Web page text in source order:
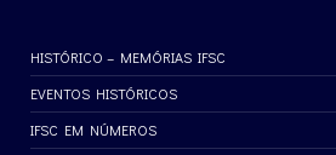
HISTÓRICO – MEMÓRIAS IFSC
EVENTOS HISTÓRICOS
IFSC EM NÚMEROS